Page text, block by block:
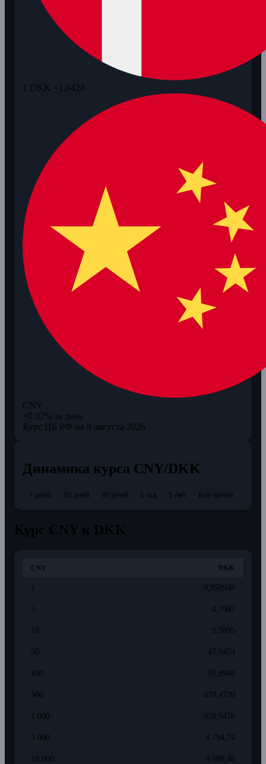
1 DKK = 1,0428
CNY
+0.02% за день
Курс ЦБ РФ на 8 августа 2026
Динамика курса CNY/DKK
7 дней 30 дней 90 дней 1 год 5 лет Всё время
CNY DKK
1 0,958948
5 4,7947
10 9,5895
50 47,9474
100 95,8948
500 479,4739
1 000 958,9478
5 000 4 794,74
10 000 9 589,48